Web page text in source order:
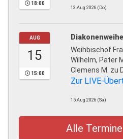
18:00
13.Aug.2026 (Do)
AUG
15
15:00
Diakonenweihe
Weihbischof
Wilhelm, Pater
Clemens M. zu
Zur LIVE-
15.Aug.2026 (Sa)
Alle